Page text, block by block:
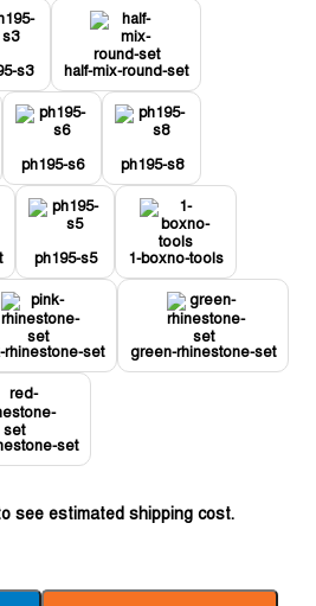
s3 half-mix-round-set
ph195-s6 ph195-s8
ph195-s5 1-boxno-tools
rhinestone-set green-rhinestone-set
set
see estimated shipping cost.